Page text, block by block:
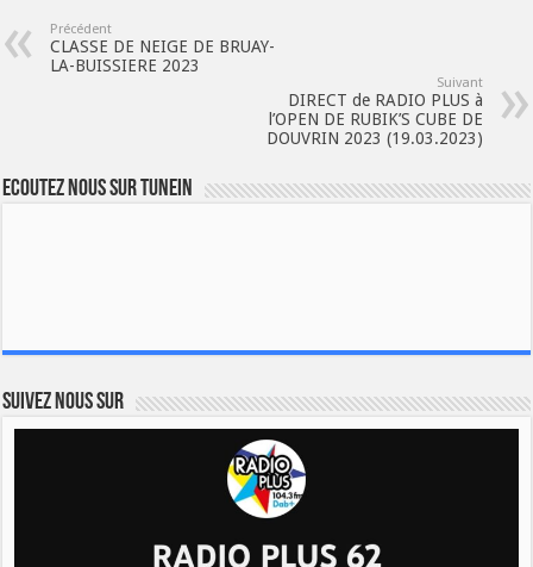
Précédent
CLASSE DE NEIGE DE BRUAY-
LA-BUISSIERE 2023
Suivant
DIRECT de RADIO PLUS à
l’OPEN DE RUBIK’S CUBE DE
DOUVRIN 2023 (19.03.2023)
Ecoutez nous sur TuneIn
Suivez nous sur